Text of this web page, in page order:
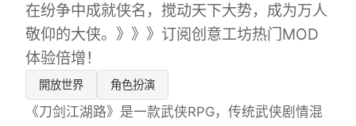
在纷争中成就侠名，搅动天下大势，成为万人
敬仰的大侠。》》》订阅创意工坊热门MOD
体验倍增！
開放世界 角色扮演
《刀剑江湖路》是一款武侠RPG，传统武侠剧情混